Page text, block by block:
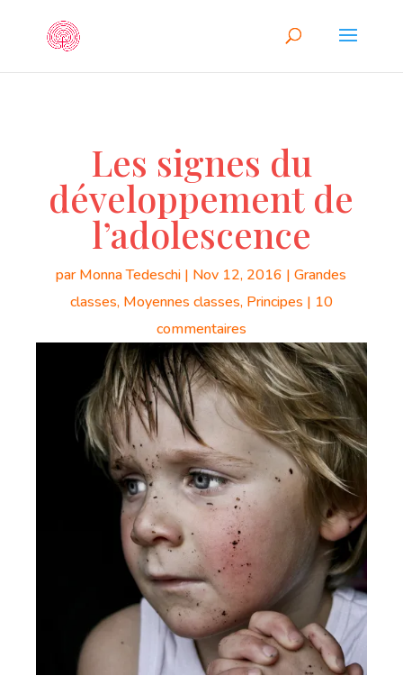
Les signes du
développement de
l’adolescence
parMonna Tedeschi | Nov 12, 2016 |Grandes
classes, Moyennes classes, Principes | 10
commentaires